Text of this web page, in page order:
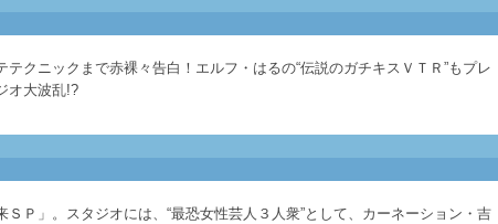
クニックまで赤裸々告白！エルフ・はるの“伝説のガチキスＶＴＲ”もプレ
オ大波乱!?
Ｐ」。スタジオには、“最恐女性芸人３人衆”として、カーネーション・吉